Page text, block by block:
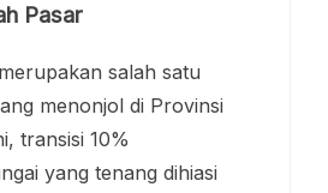
Pasar
salah satu
menonjol di Provinsi
transisi 10%
yang tenang dihiasi